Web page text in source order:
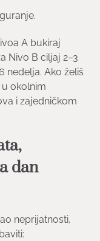
A bukiraj
Nivo B ciljaj 2–3
nedelja. Ako želiš
okolnim
i zajedničkom
dan
neprijatnosti,